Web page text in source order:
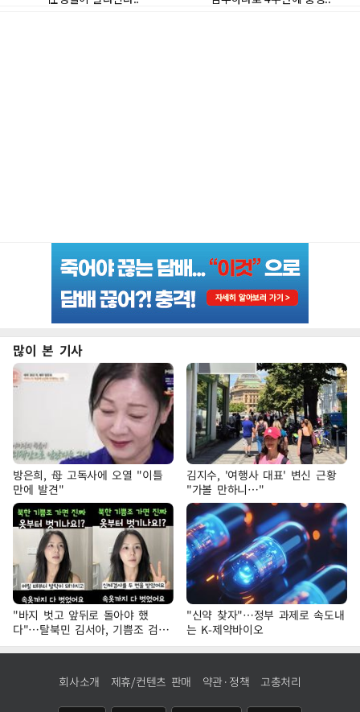
많이 본 기사
방은희, 母 고독사에 오열 "이틀
만에 발견"
김지수, '여행사 대표' 변신 근황
"가볼 만하니…"
"바지 벗고 앞뒤로 돌아야 했
다"…탈북민 김서아, 기쁨조 검사
수치심 회상
"신약 찾자"…정부 과제로 속도내
는 K-제약바이오
회사소개 제휴/컨텐츠 판매 약관·정책 고충처리